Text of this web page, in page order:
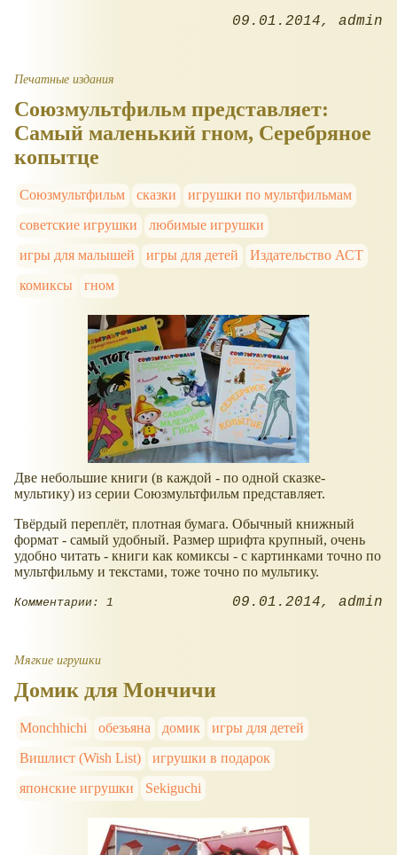
09.01.2014 admin
Печатные издания
Союзмультфильм представляет:
Самый маленький гном, Серебряное
копытце
Союзмультфильм сказки
игрушки по мультфильмам
советские игрушки
любимые игрушки
игры для малышей
игры для детей
Издательство АСТ
комиксы
гном
Две небольшие книги (в каждой - по одной сказке-
мультику) из серии Союзмультфильм представляет.
Твёрдый переплёт, плотная бумага. Обычный книжный
формат - самый удобный. Размер шрифта крупный, очень
удобно читать - книги как комиксы - с картинками точно по
мультфильму и текстами, тоже точно по мультику.
Комментарии: 1 09.01.2014 admin
Мягкие игрушки
Домик для Мончичи
Monchhichi обезьяна домик
игры для детей
Вишлист (Wish List)
игрушки в подарок
японские игрушки
Sekiguchi